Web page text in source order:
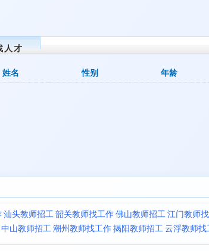
人才
姓名 性别 年龄
汕头教师招工 韶关教师找工作佛山教师招工 江门教师
中山教师招工 潮州教师找工作揭阳教师招工 云浮教师找